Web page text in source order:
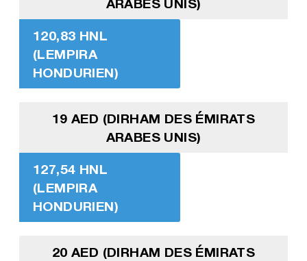
120,83 HNL
(LEMPIRA
HONDURIEN)
19 AED (DIRHAM DES ÉMIRATS
ARABES UNIS)
127,54 HNL
(LEMPIRA
HONDURIEN)
20 AED (DIRHAM DES ÉMIRATS